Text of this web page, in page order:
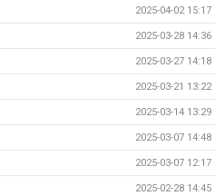
2025-04-02 15:17
2025-03-28 14:36
2025-03-27 14:18
2025-03-21 13:22
2025-03-14 13:29
2025-03-07 14:48
2025-03-07 12:17
2025-02-28 14:45